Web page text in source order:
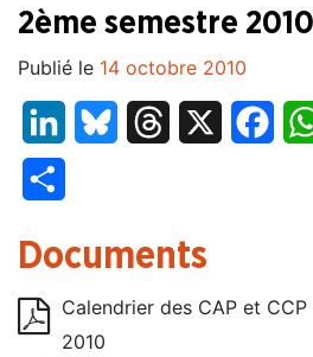
2ème semestre 2010
Publié le 14 octobre 2010
LinkedInBluesky Threads
Documents
Calendrier des CAP et
2010